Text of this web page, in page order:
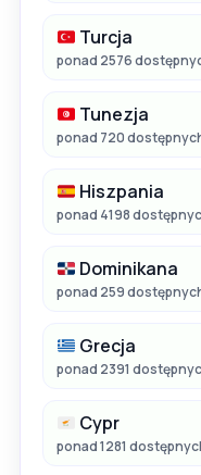
Turcja
ponad 2576
Tunezja
ponad 720
Hiszpania
ponad 4198
Dominikana
ponad 259
Grecja
ponad 2391
Cypr
ponad 1281